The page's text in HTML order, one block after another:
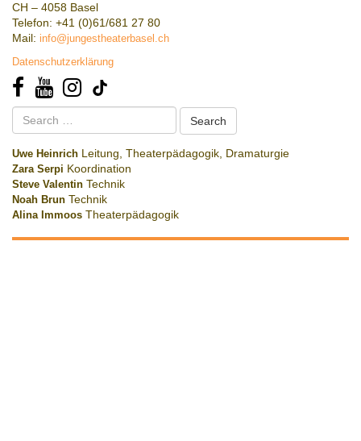
CH – 4058 Basel
Telefon: +41 (0)61/681 27 80
Mail: info@jungestheaterbasel.ch
Datenschutzerklärung
Search
for:
Uwe Heinrich Leitung, Theaterpädagogik, Dramaturgie
Zara Serpi Koordination
Steve Valentin Technik
Noah Brun Technik
Alina Immoos Theaterpädagogik